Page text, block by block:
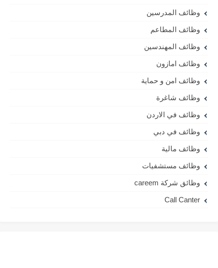
وظائف المدرسين
وظائف المطاعم
وظائف المهندسين
وظائف امازون
وظائف امن و حماية
وظائف شاغرة
وظائف في الاردن
وظائف في دبي
وظائف مالية
وظائف مستشفيات
وظائق شركة careem
Call Canter